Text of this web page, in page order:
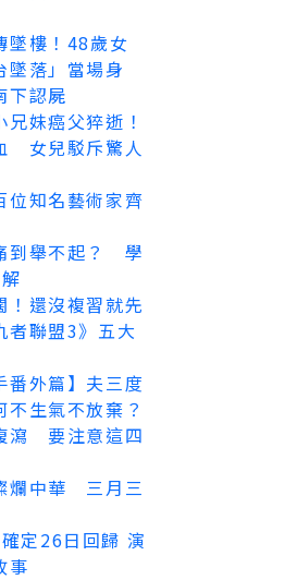
墜樓！48歲女
墜落」當場身
認屍
妹癌父猝逝！
女兒駁斥驚人
知名藝術家齊
到舉不起？ 學
！還沒複習就先
者聯盟3》五大
番外篇】夫三度
生氣不放棄？
瀉 要注意這四
爛中華 三月三
定26日回歸 演
事